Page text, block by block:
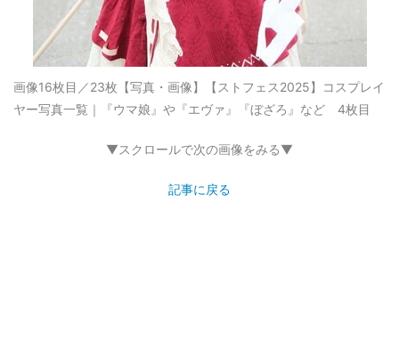
画像16枚目／23枚 【写真・画像】【ストフェス2025】コスプレイ
ヤー写真一覧｜『ウマ娘』や『エヴァ』『ぼざろ』など 4枚目
▼スクロールで次の画像をみる▼
記事に戻る